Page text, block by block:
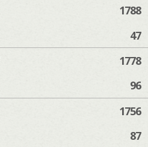
1788
47
1778
96
1756
87